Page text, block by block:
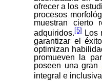
ofrecer a los
procesos
muestran cierto
adquiridos. [5]Los
garantizar el
optimizan
promueven la
poseen una gran
integral e